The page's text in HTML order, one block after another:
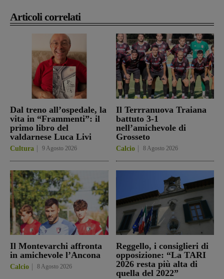
Articoli correlati
Dal treno all’ospedale, la
vita in “Frammenti”: il
primo libro del
valdarnese Luca Livi
Cultura 9 Agosto 2026
Il Terrranuova Traiana
battuto 3-1
nell’amichevole di
Grosseto
Calcio 8 Agosto 2026
Il Montevarchi affronta
in amichevole l’Ancona
Calcio 8 Agosto 2026
Reggello, i consiglieri di
opposizione: “La TARI
2026 resta più alta di
quella del 2022”